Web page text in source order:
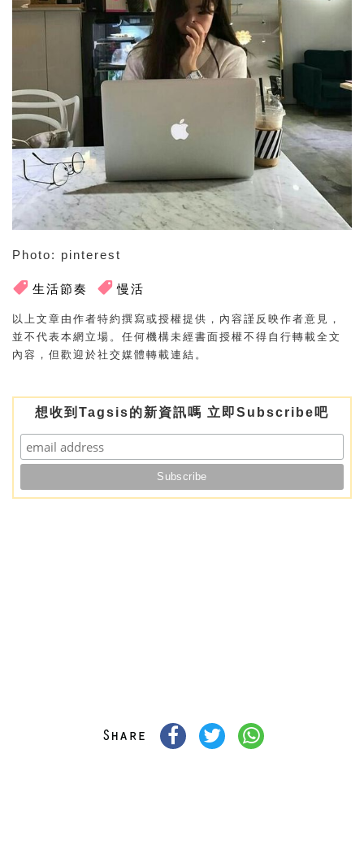
Photo: pinterest
生活節奏 慢活
以上文章由作者特約撰寫或授權提供，內容謹反映作者意見，
並不代表本網立場。任何機構未經書面授權不得自行轉載全文
內容，但歡迎於社交媒體轉載連結。
想收到Tagsis的新資訊嗎 立即Subscribe吧